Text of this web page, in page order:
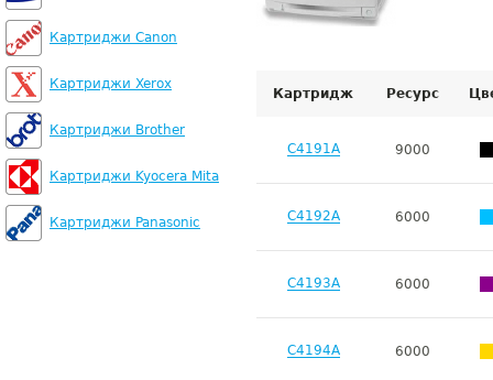
Картриджи Canon
Картриджи Xerox
Картриджи Brother
Картриджи Kyocera Mita
Картриджи Panasonic
Картридж Ресурс
C4191A 9000
C4192A 6000
C4193A 6000
C4194A 6000